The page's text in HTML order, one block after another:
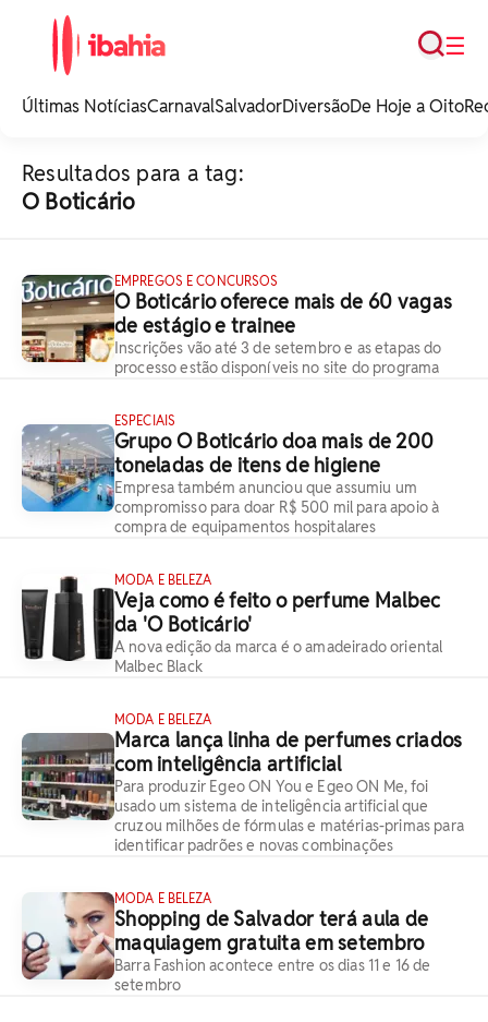
noticias e
☰
Busca
Últimas NotíciasCarnavalSalvadorDiversãoDe Hoje a Oito
Resultados para a tag:
O Boticário
EMPREGOS E CONCURSOS
O Boticário oferece mais de 60 vagas
de estágio e trainee
Inscrições vão até 3 de setembro e as etapas do
processo estão disponíveis no site do programa
ESPECIAIS
Grupo O Boticário doa mais de 200
toneladas de itens de higiene
Empresa também anunciou que assumiu um
compromisso para doar R$ 500 mil para apoio à
compra de equipamentos hospitalares
MODA E BELEZA
Veja como é feito o perfume Malbec
da 'O Boticário'
A nova edição da marca é o amadeirado oriental
Malbec Black
MODA E BELEZA
Marca lança linha de perfumes criados
com inteligência artificial
Para produzir Egeo ON You e Egeo ON Me, foi
usado um sistema de inteligência artificial que
cruzou milhões de fórmulas e matérias-primas para
identificar padrões e novas combinações
MODA E BELEZA
Shopping de Salvador terá aula de
maquiagem gratuita em setembro
Barra Fashion acontece entre os dias 11 e 16 de
setembro